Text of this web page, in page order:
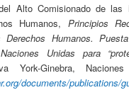
Alto Comisionado de las
Humanos, Principios
Humanos.
Unidas para
York-Ginebra,
documents/publications/